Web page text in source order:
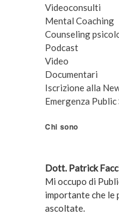
Videoconsulti
Mental Coaching
Counseling
Podcast
Video
Documentari
Iscrizione alla
Emergenza Public
Chi sono
Dott. Patrick
Mi occupo di
importante che le
ascoltate.